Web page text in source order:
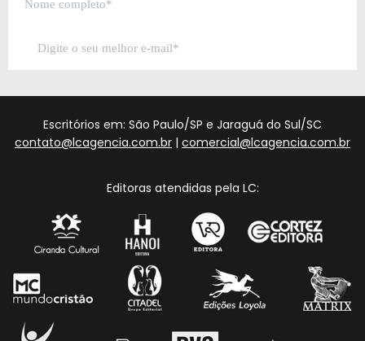
Escritórios em: São Paulo/SP e Jaraguá do Sul/SC
contato@lcagencia.com.br | comercial@lcagencia.com.br
Editoras atendidas pela LC: